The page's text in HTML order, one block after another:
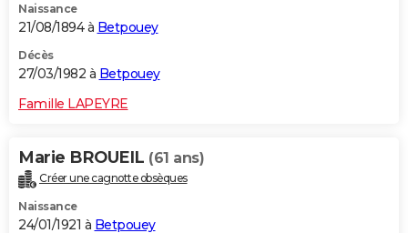
Naissance
21/08/1894 à Betpouey
Décès
27/03/1982 à Betpouey
Famille LAPEYRE
Marie BROUEIL (61 ans)
Créer une cagnotte obsèques
Naissance
24/01/1921 à Betpouey